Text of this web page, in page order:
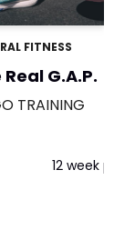
FITNESS
Real G.A.P.
TRAINING
12 week